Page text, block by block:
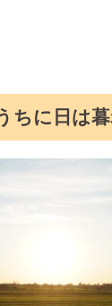
ちに日は